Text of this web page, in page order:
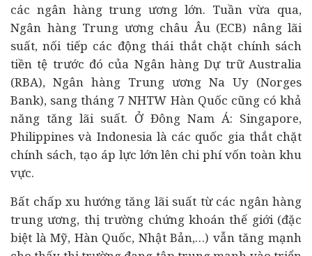
các ngân hàng trung ương lớn. Tuần vừa qua,
Ngân hàng Trung ương châu Âu (ECB) nâng lãi
suất, nối tiếp các động thái thắt chặt chính sách
tiền tệ trước đó của Ngân hàng Dự trữ Australia
(RBA), Ngân hàng Trung ương Na Uy (Norges
Bank), sang tháng 7 NHTW Hàn Quốc cũng có khả
năng tăng lãi suất. Ở Đông Nam Á: Singapore,
Philippines và Indonesia là các quốc gia thắt chặt
chính sách, tạo áp lực lớn lên chi phí vốn toàn khu
vực.
Bất chấp xu hướng tăng lãi suất từ các ngân hàng
trung ương, thị trường chứng khoán thế giới (đặc
biệt là Mỹ, Hàn Quốc, Nhật Bản,…) vẫn tăng mạnh